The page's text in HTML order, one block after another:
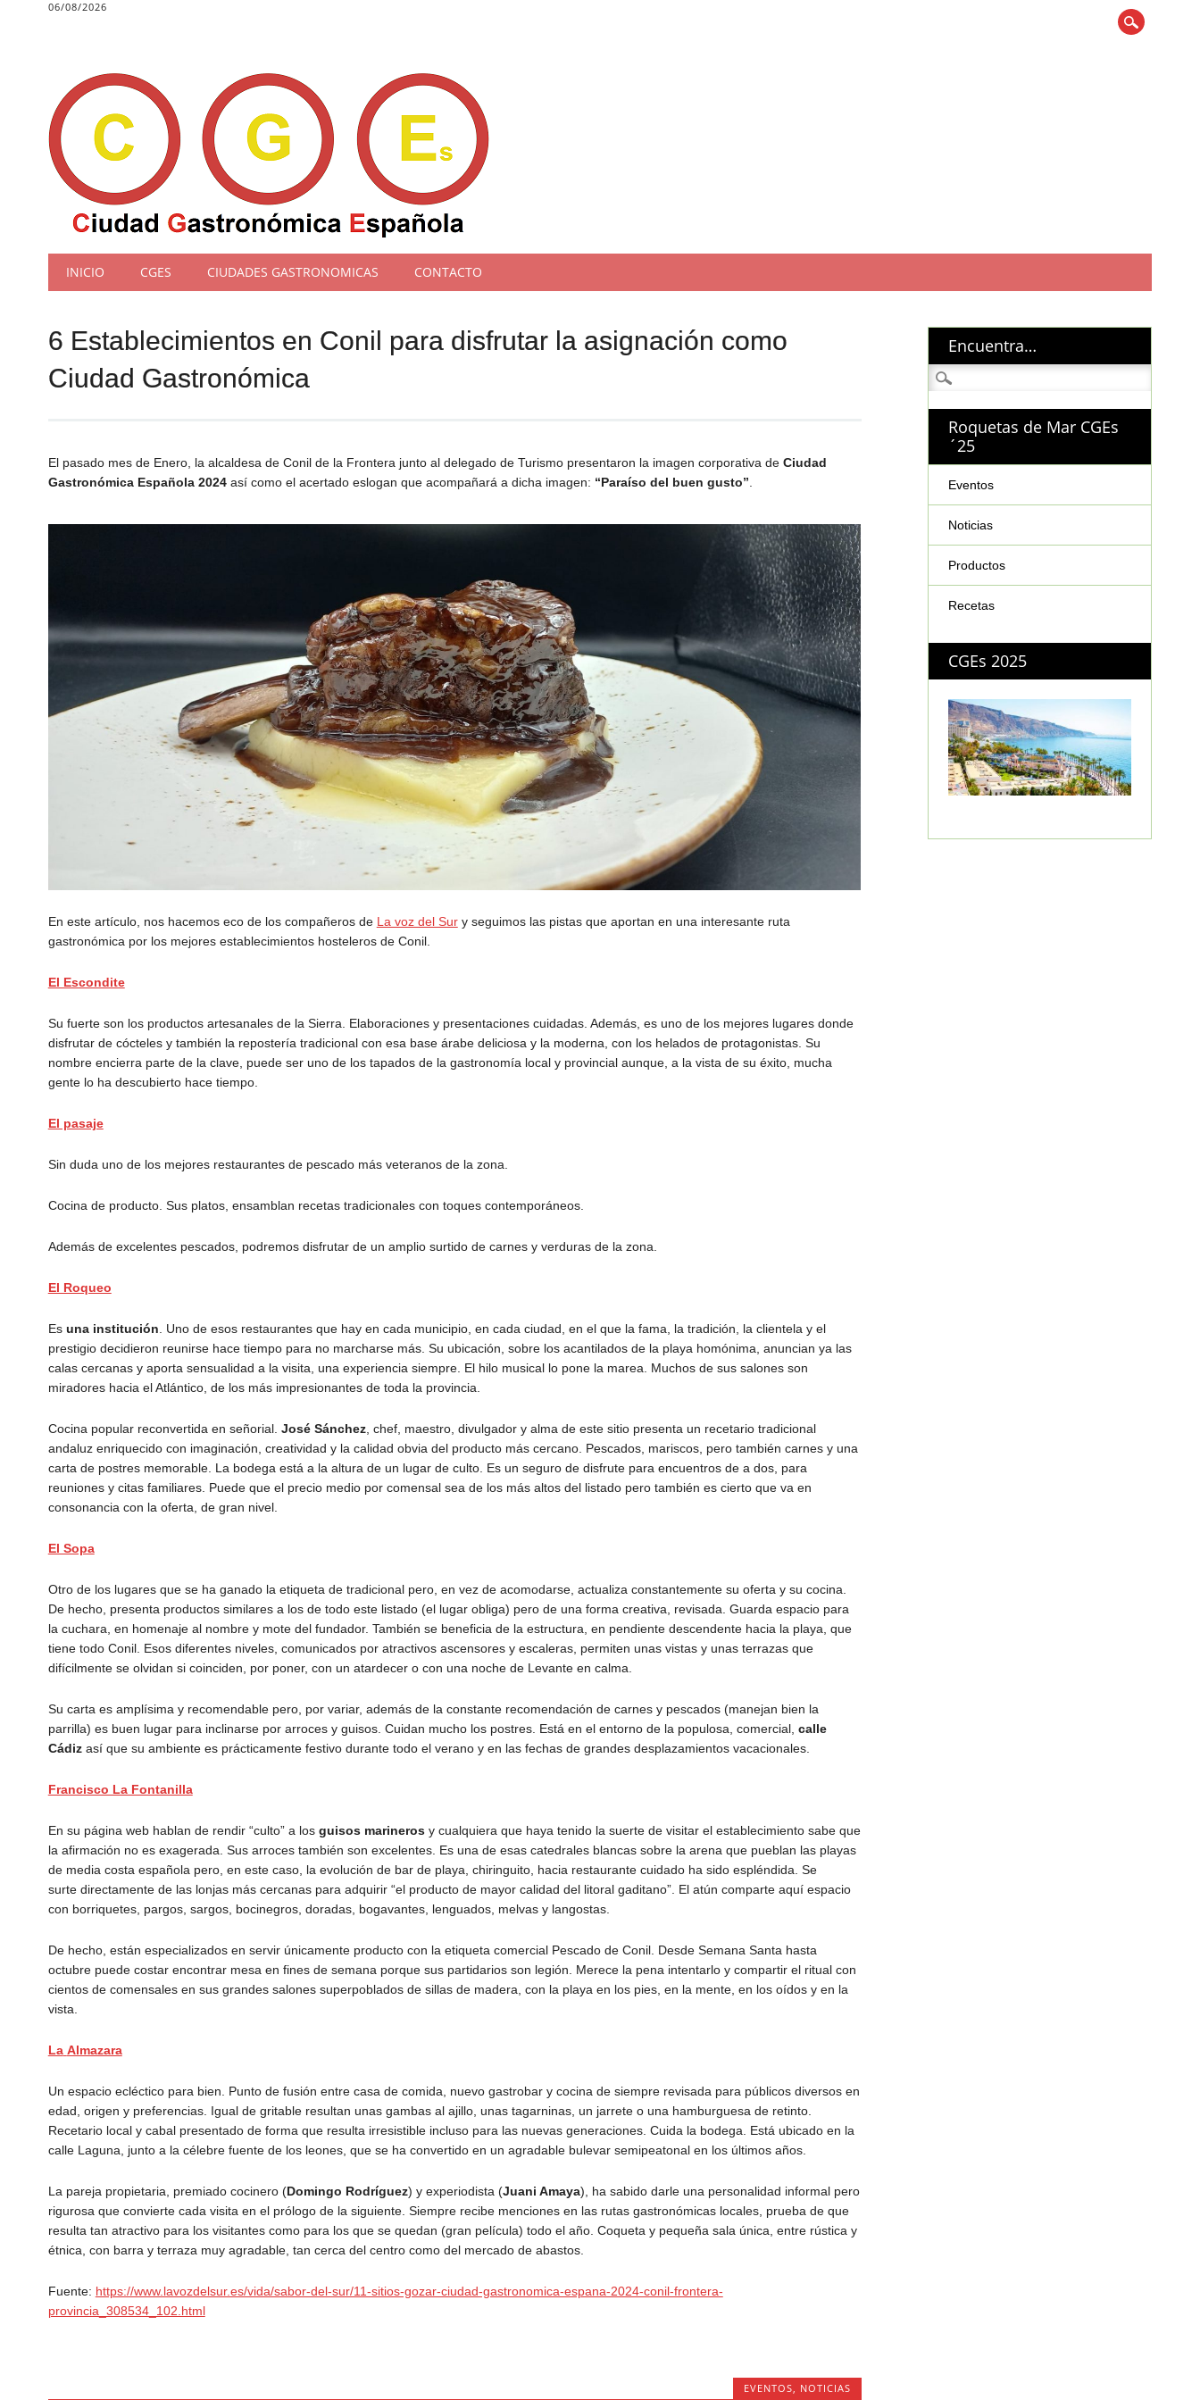
06/08/2026
Main menu
INICIO CGES CIUDADES GASTRONOMICAS CONTACTO
6 Establecimientos en Conil para disfrutar la asignación como
Ciudad Gastronómica
El pasado mes de Enero, la alcaldesa de Conil de la Frontera junto al delegado de Turismo presentaron la imagen corporativa de Ciudad
Gastronómica Española 2024 así como el acertado eslogan que acompañará a dicha imagen: “Paraíso del buen gusto”
En este artículo, nos hacemos eco de los compañeros de La voz del Sury seguimos las pistas que aportan en una interesante ruta
gastronómica por los mejores establecimientos hosteleros de Conil.
El Escondite
Su fuerte son los productos artesanales de la Sierra. Elaboraciones y presentaciones cuidadas. Además, es uno de los mejores lugares donde
disfrutar de cócteles y también la repostería tradicional con esa base árabe deliciosa y la moderna, con los helados de protagonistas. Su
nombre encierra parte de la clave, puede ser uno de los tapados de la gastronomía local y provincial aunque, a la vista de su éxito, mucha
gente lo ha descubierto hace tiempo.
El pasaje
Sin duda uno de los mejores restaurantes de pescado más veteranos de la zona.
Cocina de producto. Sus platos, ensamblan recetas tradicionales con toques contemporáneos.
Además de excelentes pescados, podremos disfrutar de un amplio surtido de carnes y verduras de la zona.
El Roqueo
Es una institución . Uno de esos restaurantes que hay en cada municipio, en cada ciudad, en el que la fama, la tradición, la clientela y el
prestigio decidieron reunirse hace tiempo para no marcharse más. Su ubicación, sobre los acantilados de la playa homónima, anuncian ya las
calas cercanas y aporta sensualidad a la visita, una experiencia siempre. El hilo musical lo pone la marea. Muchos de sus salones son
miradores hacia el Atlántico, de los más impresionantes de toda la provincia.
Cocina popular reconvertida en señorial. José Sánchez, chef, maestro, divulgador y alma de este sitio presenta un recetario tradicional
andaluz enriquecido con imaginación, creatividad y la calidad obvia del producto más cercano. Pescados, mariscos, pero también carnes y una
carta de postres memorable. La bodega está a la altura de un lugar de culto. Es un seguro de disfrute para encuentros de a dos, para
reuniones y citas familiares. Puede que el precio medio por comensal sea de los más altos del listado pero también es cierto que va en
consonancia con la oferta, de gran nivel.
El Sopa
Otro de los lugares que se ha ganado la etiqueta de tradicional pero, en vez de acomodarse, actualiza constantemente su oferta y su cocina.
De hecho, presenta productos similares a los de todo este listado (el lugar obliga) pero de una forma creativa, revisada. Guarda espacio para
la cuchara, en homenaje al nombre y mote del fundador. También se beneficia de la estructura, en pendiente descendente hacia la playa, que
tiene todo Conil. Esos diferentes niveles, comunicados por atractivos ascensores y escaleras, permiten unas vistas y unas terrazas que
difícilmente se olvidan si coinciden, por poner, con un atardecer o con una noche de Levante en calma.
Su carta es amplísima y recomendable pero, por variar, además de la constante recomendación de carnes y pescados (manejan bien la
parrilla) es buen lugar para inclinarse por arroces y guisos. Cuidan mucho los postres. Está en el entorno de la populosa, comercial, calle
Cádizasí que su ambiente es prácticamente festivo durante todo el verano y en las fechas de grandes desplazamientos vacacionales.
Francisco La Fontanilla
En su página web hablan de rendir “culto” a los guisos marinerosy cualquiera que haya tenido la suerte de visitar el establecimiento sabe que
la afirmación no es exagerada. Sus arroces también son excelentes. Es una de esas catedrales blancas sobre la arena que pueblan las playas
de media costa española pero, en este caso, la evolución de bar de playa, chiringuito, hacia restaurante cuidado ha sido espléndida. Se
surte directamente de las lonjas más cercanas para adquirir “el producto de mayor calidad del litoral gaditano”. El atún comparte aquí espacio
con borriquetes, pargos, sargos, bocinegros, doradas, bogavantes, lenguados, melvas y langostas.
De hecho, están especializados en servir únicamente producto con la etiqueta comercial Pescado de Conil. Desde Semana Santa hasta
octubre puede costar encontrar mesa en fines de semana porque sus partidarios son legión. Merece la pena intentarlo y compartir el ritual con
cientos de comensales en sus grandes salones superpoblados de sillas de madera, con la playa en los pies, en la mente, en los oídos y en la
vista.
La Almazara
Un espacio ecléctico para bien. Punto de fusión entre casa de comida, nuevo gastrobar y cocina de siempre revisada para públicos diversos en
edad, origen y preferencias. Igual de gritable resultan unas gambas al ajillo, unas tagarninas, un jarrete o una hamburguesa de retinto.
Recetario local y cabal presentado de forma que resulta irresistible incluso para las nuevas generaciones. Cuida la bodega. Está ubicado en la
calle Laguna, junto a la célebre fuente de los leones, que se ha convertido en un agradable bulevar semipeatonal en los últimos años.
La pareja propietaria, premiado cocinero (Domingo Rodríguez) y experiodista (Juani Amaya), ha sabido darle una personalidad informal pero
rigurosa que convierte cada visita en el prólogo de la siguiente. Siempre recibe menciones en las rutas gastronómicas locales, prueba de que
resulta tan atractivo para los visitantes como para los que se quedan (gran película) todo el año. Coqueta y pequeña sala única, entre rústica y
étnica, con barra y terraza muy agradable, tan cerca del centro como del mercado de abastos.
Fuente: https://www.lavozdelsur.es/vida/sabor-del-sur/11-sitios-gozar-ciudad-gastronomica-espana-2024-conil-frontera-
provincia_308534_102.html
EVENTOS, NOTICIAS
Encuentra…
Buscar:
Roquetas de Mar CGEs
´25
Eventos
Noticias
Productos
Recetas
CGEs 2025